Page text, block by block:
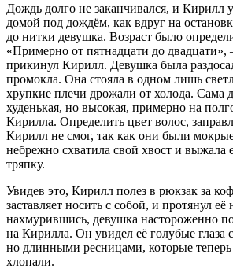
Дождь долго не заканчивался, и Кирилл
домой под дождём, как вдруг на
до нитки девушка. Возраст было
«Примерно от пятнадцати до
прикинул Кирилл. Девушка была
промокла. Она стояла в одном лишь
хрупкие плечи дрожали от холода. Сама
худенькая, но высокая, примерно на
Кирилла. Определить цвет волос,
Кирилл не смог, так как они были
небрежно схватила свой хвост и выжала
тряпку.
Увидев это, Кирилл полез в рюкзак за
заставляет носить с собой, и протянул её
нахмурившись, девушка настороженно
на Кирилла. Он увидел её голубые
но длинными ресницами, которые
хлопали.